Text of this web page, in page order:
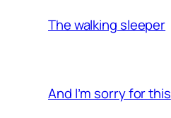
The walking sleeper
And I’m sorry for this